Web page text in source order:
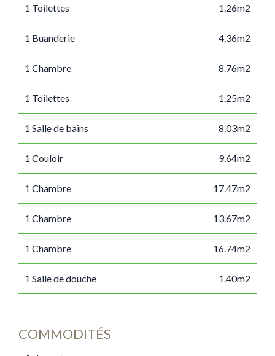
1 Toilettes 1.26m2
1 Buanderie 4.36m2
1 Chambre 8.76m2
1 Toilettes 1.25m2
1 Salle de bains 8.03m2
1 Couloir 9.64m2
1 Chambre 17.47m2
1 Chambre 13.67m2
1 Chambre 16.74m2
1 Salle de douche 1.40m2
COMMODITÉS